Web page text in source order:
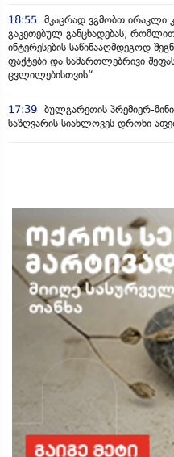
18:55 მკაცრად ვგმობთ ირაკლი
გაკეთებულ განცხადებას,
ინტერესების საწინააღმდეგოდ
ფაქტები და სამართლებრივი
ცვლილებისთვის“
17:39 ბულგარეთის პრემიერ-
საზღვარის სიახლოვეს დრონი